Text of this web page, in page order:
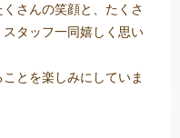
さんの笑顔と、たくさ
タッフ一同嬉しく思い
とを楽しみにしていま